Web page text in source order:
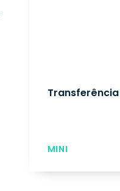
Transferência
MINI